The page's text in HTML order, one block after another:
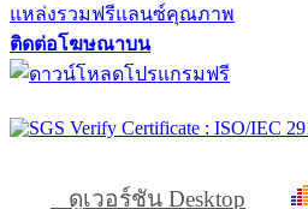
แหล่งรวมฟรีแลนซ์คุณภาพ
ติดต่อโฆษณาบน
ดูเวอร์ชัน Desktop